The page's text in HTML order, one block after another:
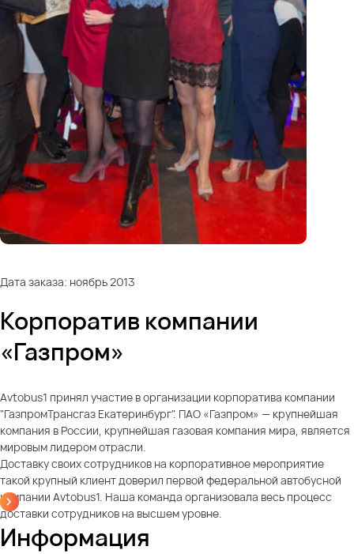
Дата заказа: ноябрь 2013
Корпоратив компании
«Газпром»
Avtobus1 принял участие в организации корпоратива компании
"ГазпромТрансгаз Екатеринбург". ПАО «Газпром» — крупнейшая
компания в России, крупнейшая газовая компания мира, является
мировым лидером отрасли.
Доставку своих сотрудников на корпоративное мероприятие
такой крупный клиент доверил первой федеральной автобусной
компании Avtobus1. Наша команда организовала весь процесс
доставки сотрудников на высшем уровне.
Информация